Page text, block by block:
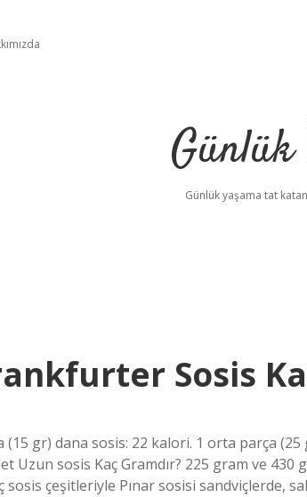
Günlük yaşama tat
Sosis
(15 gr) dana sosis: 22 kalori. 1 orta parça
Uzun sosis Kaç Gramdır? 225 gram ve 430
çeşitleriyle Pınar sosisi sandviçlerde,